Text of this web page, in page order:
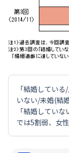
「結婚してい
いない/未婚(結
「結婚してい
では5割弱、女